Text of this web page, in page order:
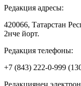
Редакция адресы:
420066, Татарстан
2нче йорт.
Редакция телефоны:
+7 (843) 222-0-999
Редакциянең